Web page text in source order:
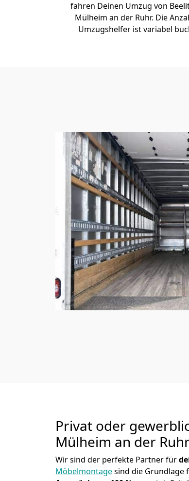
fahren Deinen Umzug von
Mülheim an der Ruhr. Die
Umzugshelfer ist variabel
Privat oder
Mülheim an der Ruhr
Wir sind der perfekte Partner für
Möbelmontagesind die Grundlage